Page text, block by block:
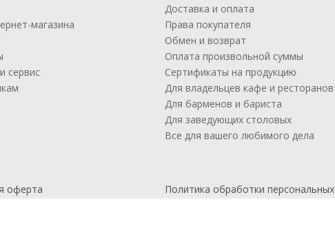
магазина
сервис
Доставка и оплата
Права покупателя
Обмен и возврат
Оплата произвольной суммы
Сертификаты на продукцию
Для владельцев кафе и ресторанов
Для барменов и бариста
Для заведующих столовых
Все для вашего любимого дела
оферта
Политика обработки персональных